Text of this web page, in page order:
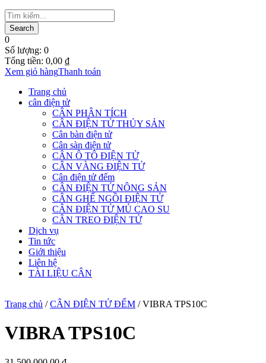
0
Số lượng: 0
Tổng tiền: 0,00 ₫
Xem giỏ hàngThanh toán
Trang chủ
cân điện tử
CÂN PHÂN TÍCH
CÂN ĐIỆN TỬ THỦY SẢN
Cân bàn điện tử
Cân sàn điện tử
CÂN Ô TÔ ĐIỆN TỬ
CÂN VÀNG ĐIỆN TỬ
Cân điện tử đếm
CÂN ĐIỆN TỬ NÔNG SẢN
CÂN GHẾ NGỒI ĐIỆN TỬ
CÂN ĐIỆN TỬ MỦ CAO SU
CÂN TREO ĐIỆN TỬ
Dịch vụ
Tin tức
Giới thiệu
Liên hệ
TÀI LIỆU CÂN
Trang chủ /CÂN ĐIỆN TỬ ĐẾM / VIBRA TPS10C
VIBRA TPS10C